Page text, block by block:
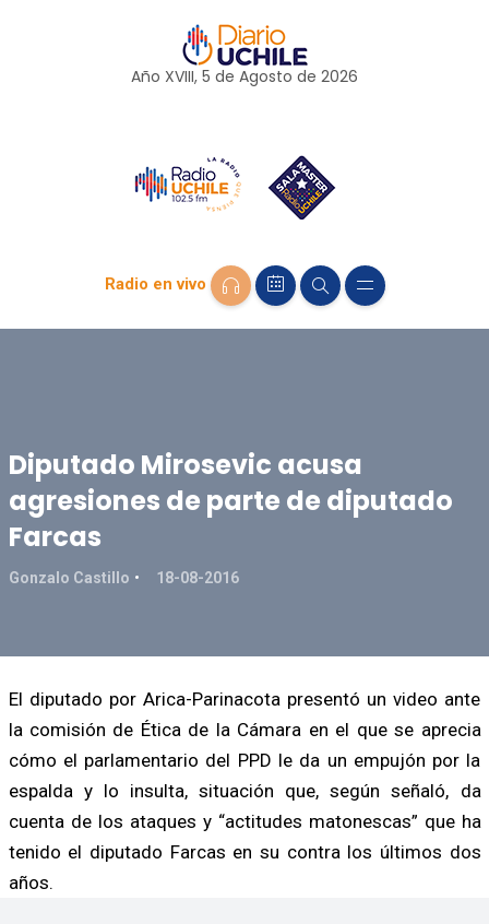
Año XVIII, 5 de Agosto de 2026
Radio en vivo
Diputado Mirosevic acusa
agresiones de parte de diputado
Farcas
Gonzalo Castillo 18-08-2016
El diputado por Arica-Parinacota presentó un video ante
la comisión de Ética de la Cámara en el que se aprecia
cómo el parlamentario del PPD le da un empujón por la
espalda y lo insulta, situación que, según señaló, da
cuenta de los ataques y “actitudes matonescas” que ha
tenido el diputado Farcas en su contra los últimos dos
años.